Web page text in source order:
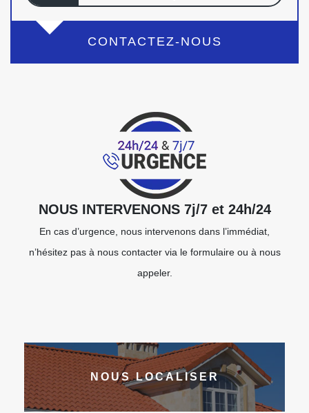
CONTACTEZ-NOUS
NOUS INTERVENONS 7j/7 et 24h/24
En cas d’urgence, nous intervenons dans l’immédiat,
n’hésitez pas à nous contacter via le formulaire ou à nous
appeler.
NOUS LOCALISER